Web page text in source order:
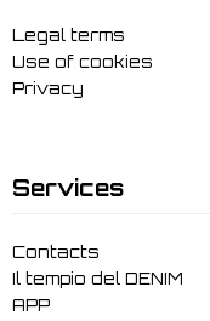
Legal terms
Use of cookies
Privacy
Services
Contacts
Il tempio del DENIM
APP